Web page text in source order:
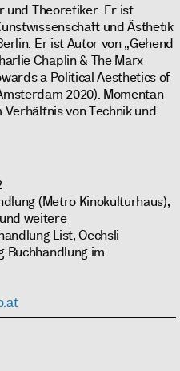
und Theoretiker. Er ist
und Ästhetik
Er ist Autor von „Gehend
Chaplin & The Marx
a Political Aesthetics of
2020). Momentan
von Technik und
(Metro Kinokulturhaus),
weitere
List, Oechsli
Buchhandlung im